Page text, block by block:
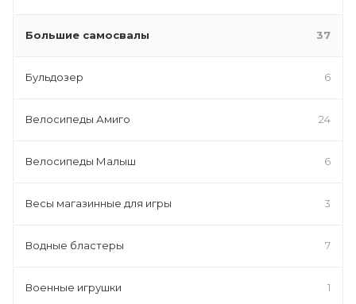
Большие самосвалы 37
Бульдозер 6
Велосипеды Амиго 24
Велосипеды Малыш 6
Весы магазинные для игры 3
Водные бластеры 7
Военные игрушки 1